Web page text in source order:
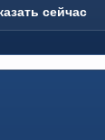
сейчас